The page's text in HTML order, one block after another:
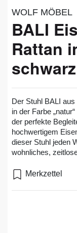
WOLF MÖBEL
BALI
Rattan
schwarz
Der Stuhl BALI
in der Farbe
der perfekte
hochwertigem
dieser Stuhl jeden
wohnliches,
Merkzettel